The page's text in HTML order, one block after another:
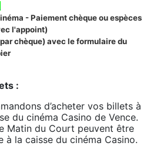
- Paiement chèque ou espèces
l'appoint)
chèque) avec le formulaire du
:
d’acheter vos billets à
du cinéma Casino de Vence.
Matin du Court peuvent être
à la caisse du cinéma Casino.